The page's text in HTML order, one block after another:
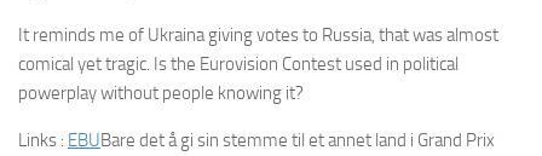
It reminds me of Ukraina giving votes to Russia, that was almost
comical yet tragic. Is the Eurovision Contest used in political
powerplay without people knowing it?
Links : EBUBare det å gi sin stemme til et annet land i Grand Prix